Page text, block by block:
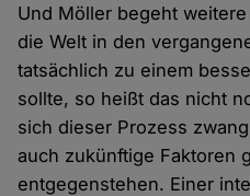
Und Möller begeht
die Welt in den
tatsächlich zu einem
sollte, so heißt das nicht
sich dieser Prozess
auch zukünftige Faktoren
entgegenstehen. Einer